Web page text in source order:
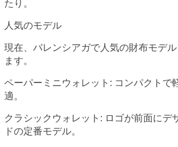
たり。
人気のモデル
現在、バレンシアガで人気の財布モデ
ます。
ペーパーミニウォレット: コンパクトで
適。
クラシックウォレット: ロゴが前面にデ
ドの定番モデル。